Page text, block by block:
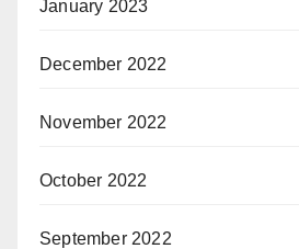
January 2023
December 2022
November 2022
October 2022
September 2022